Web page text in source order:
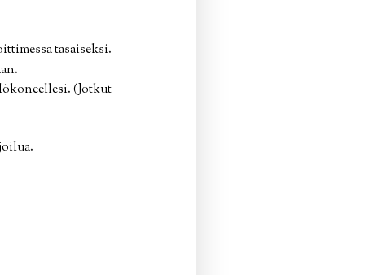
tasaiseksi.
(Jotkut